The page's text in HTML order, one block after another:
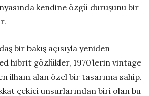
kendine özgü duruşunu bir
bir bakış açısıyla yeniden
hibrit gözlükler, 1970’lerin vintage
ilham alan özel bir tasarıma sahip.
çekici unsurlarından biri olan bu